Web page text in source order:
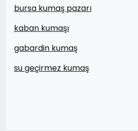
bursa kumaş pazarı
kaban kumaşı
gabardin kumaş
su geçirmez kumaş